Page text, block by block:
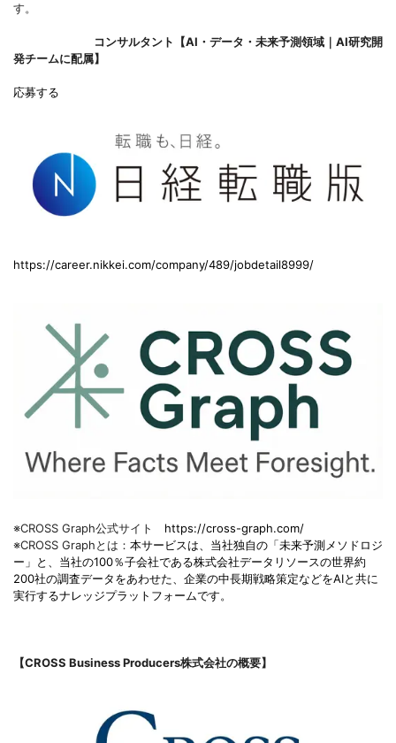
す。
コンサルタント【AI・データ・未来予測領域｜AI研究開
発チームに配属】
応募する
https://career.nikkei.com/company/489/jobdetail8999/
※CROSS Graph公式サイト https://cross-graph.com/
※CROSS Graphとは： 本サービスは、当社独自の「未来予測メソドロジ
ー」と、当社の100％子会社である株式会社データリソースの世界約
200社の調査データをあわせた、企業の中長期戦略策定などをAIと共に
実行するナレッジプラットフォームです。
【CROSS Business Producers株式会社の概要】